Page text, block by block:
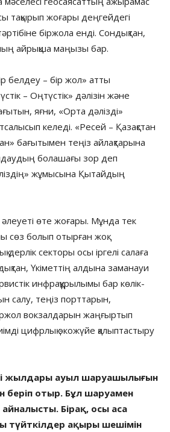
тақырып жоғары деңгейдегі
біржола енді. Сондықтан,
айрықша маңызы бар.
белдеу – бір жол» атты
– Оңтүстік» дәлізін және
яғни, «Орта дәлізді»
келеді. «Ресей – Қазақстан
бағытымен теңіз айлақтарына
болашағы зор деп
жұмысына Қытайдың
өте жоғары. Мұнда тек
сөз болып отырған жоқ.
секторы осы іргелі салаға
Үкіметтің алдына заманауи
инфрақұрылымы бар көлік-
салу, теңіз порттарын,
вокзалдарын жаңғыртып
цифрлық экожүйе қалыптастыру
жылдары ауыл шаруашылығын
беріп отыр. Бұл шаруамен
айналысты. Бірақ, осы аса
түйткілдер ақыры шешімін